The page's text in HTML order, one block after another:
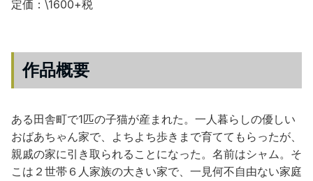
定価：\1600+税
作品概要
ある田舎町で1匹の子猫が産まれた。一人暮らしの優しい
おばあちゃん家で、よちよち歩きまで育ててもらったが、
親戚の家に引き取られることになった。名前はシャム。そ
こは２世帯６人家族の大きい家で、一見何不自由ない家庭